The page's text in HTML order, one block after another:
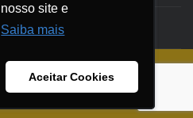
site e
Saiba mais
Aceitar Cookies
site e
Saiba mais
Aceitar Cookies
DIGITAIS